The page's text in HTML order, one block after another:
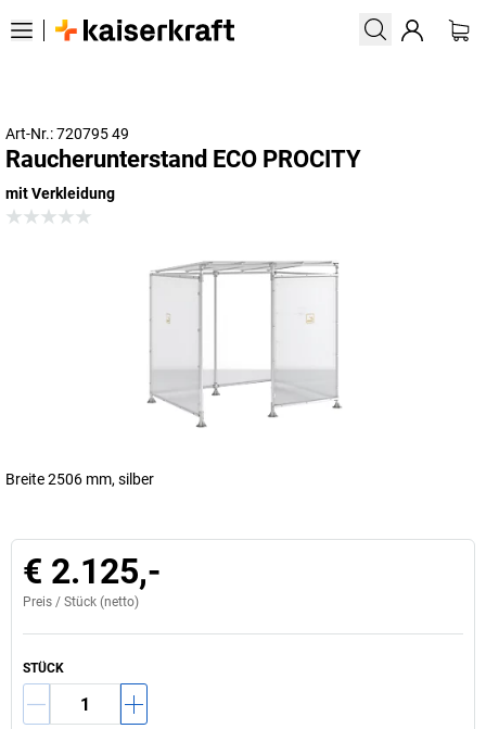
Art-Nr.: 720795 49
Raucherunterstand ECO PROCITY
mit Verkleidung
Breite 2506 mm, silber
€ 2.125,-
Preis / Stück (netto)
STÜCK